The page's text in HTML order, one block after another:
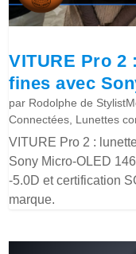
VITURE Pro
fines avec
par Rodolphe de
Connectées, Lunettes
VITURE Pro 2 :
Sony Micro-OLED
-5.0D et certification
marque.